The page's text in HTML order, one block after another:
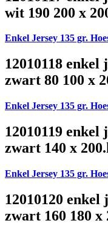
wit 190 200 x
Enkel Jersey 135 gr.
12010118 enkel
zwart 80 100 x
Enkel Jersey 135 gr.
12010119 enkel
zwart 140 x
Enkel Jersey 135 gr.
12010120 enkel
zwart 160 180 x